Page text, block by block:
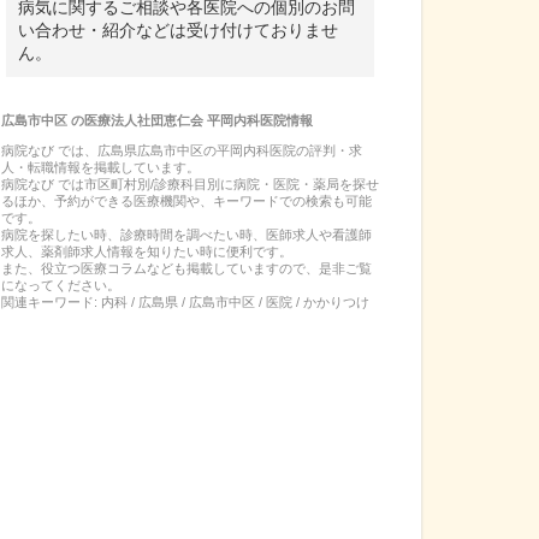
病気に関するご相談や各医院への個別のお問
い合わせ・紹介などは受け付けておりませ
ん。
広島市中区の医療法人社団恵仁会 平岡内科医院情報
病院なび では、 広島県広島市中区の平岡内科医院の評判・求
人・転職情報を掲載しています。
病院なび では市区町村別/診療科目別に病院・医院・薬局を探せ
るほか、予約ができる医療機関や、キーワードでの検索も可能
です。
病院を探したい時、診療時間を調べたい時、医師求人や看護師
求人、薬剤師求人情報を知りたい時に便利です。
また、役立つ医療コラムなども掲載していますので、是非ご覧
になってください。
関連キーワード: 内科 / 広島県 / 広島市中区 / 医院 / かかりつけ